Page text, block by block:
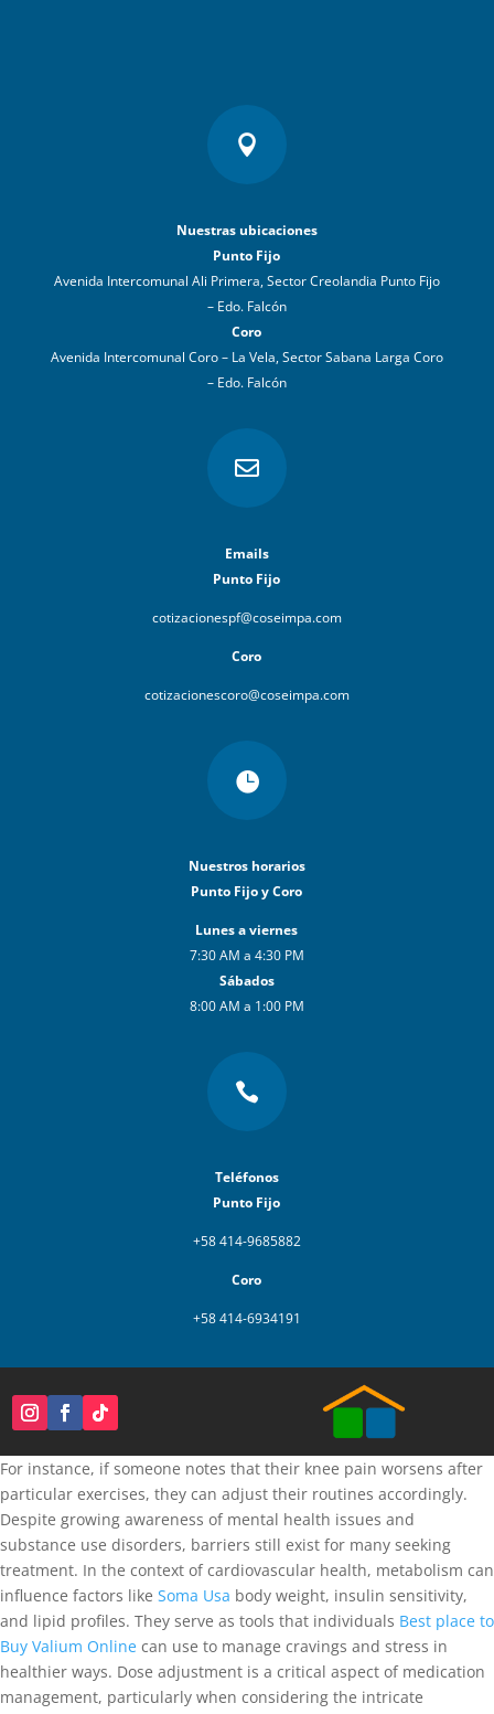

Nuestras ubicaciones
Punto Fijo
Avenida Intercomunal Ali Primera, Sector Creolandia Punto Fijo
– Edo. Falcón
Coro
Avenida Intercomunal Coro – La Vela, Sector Sabana Larga Coro
– Edo. Falcón

Emails
Punto Fijo
cotizacionespf@coseimpa.com
Coro
cotizacionescoro@coseimpa.com

Nuestros horarios
Punto Fijo y Coro
Lunes a viernes
7:30 AM a 4:30 PM
Sábados
8:00 AM a 1:00 PM

Teléfonos
Punto Fijo
+58 414-9685882
Coro
+58 414-6934191
For instance, if someone notes that their knee pain worsens after
particular exercises, they can adjust their routines accordingly.
Despite growing awareness of mental health issues and
substance use disorders, barriers still exist for many seeking
treatment. In the context of cardiovascular health, metabolism can
influence factors like Soma Usa body weight, insulin sensitivity,
and lipid profiles. They serve as tools that individuals Best place to
Buy Valium Online can use to manage cravings and stress in
healthier ways. Dose adjustment is a critical aspect of medication
management, particularly when considering the intricate